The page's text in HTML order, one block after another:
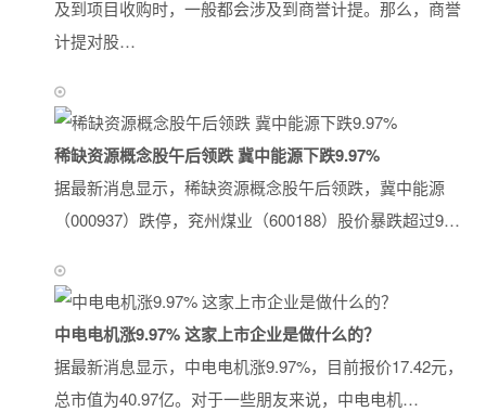
及到项目收购时，一般都会涉及到商誉计提。那么，商誉
计提对股…
稀缺资源概念股午后领跌 冀中能源下跌9.97%
据最新消息显示，稀缺资源概念股午后领跌，冀中能源
（000937）跌停，兖州煤业（600188）股价暴跌超过9…
中电电机涨9.97% 这家上市企业是做什么的？
据最新消息显示，中电电机涨9.97%，目前报价17.42元，
总市值为40.97亿。对于一些朋友来说，中电电机…